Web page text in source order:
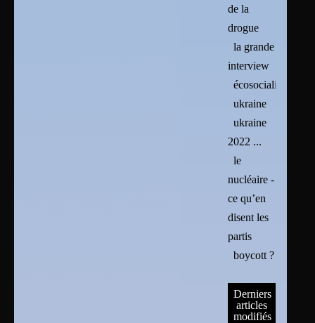
de la
drogue
la grande
interview
écosocialisme
ukraine
ukraine
2022 ...
le
nucléaire -
ce qu’en
disent les
partis
boycott ?
Derniers
articles
modifiés